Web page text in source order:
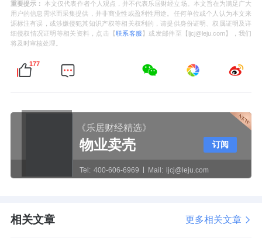
重要提示： 本文仅代表作者个人观点，并不代表乐居财经立场。本文旨在为满足广大
用户的信息需求而采集提供，并非商业性或盈利性用途。任何单位或个人认为本文来
源标注有误，或涉嫌侵犯其知识产权等相关权利的，请提供身份证明、权属证明及详
细侵权情况证明等相关资料，点击【联系客服 】或发邮件至【ljcj@leju.com】，我们
将及时审核处理。
177
《乐居财经精选》
物业卖壳
Tel: 400-606-6969 Mail: ljcj@leju.com
订阅
相关文章 更多相关文章